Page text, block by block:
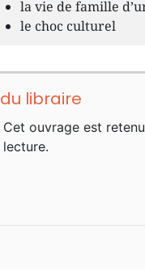
la vie de famille
le choc culturel
libraire
Cet ouvrage est
lecture.